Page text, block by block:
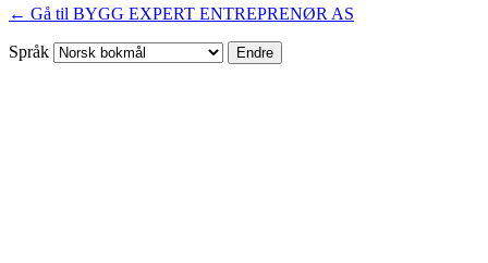
← Gå til BYGG EXPERT ENTREPRENØR AS
Språk